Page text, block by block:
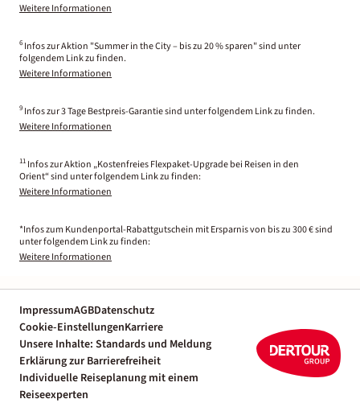
Weitere Informationen
6 Infos zur Aktion "Summer in the City – bis zu 20 % sparen" sind unter
folgendem Link zu finden.
Weitere Informationen
9 Infos zur 3 Tage Bestpreis-Garantie sind unter folgendem Link zu finden.
Weitere Informationen
11 Infos zur Aktion „Kostenfreies Flexpaket-Upgrade bei Reisen in den
Orient“ sind unter folgendem Link zu finden:
Weitere Informationen
*Infos zum Kundenportal-Rabattgutschein mit Ersparnis von bis zu 300 € sind
unter folgendem Link zu finden:
Weitere Informationen
ImpressumAGBDatenschutz
Cookie-EinstellungenKarriere
Unsere Inhalte: Standards und Meldung
Erklärung zur Barrierefreiheit
Individuelle Reiseplanung mit einem
Reiseexperten